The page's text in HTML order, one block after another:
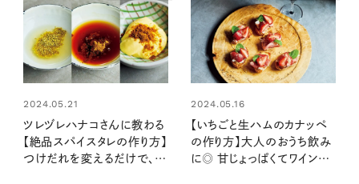
2024.05.21
ツレヅレハナコさんに教わる
【絶品スパイスタレの作り方】
つけだれを変えるだけで、い
2024.05.16
【いちごと生ハムのカナッペ
の作り方】大人のおうち飲み
に◎ 甘じょっぱくてワインが